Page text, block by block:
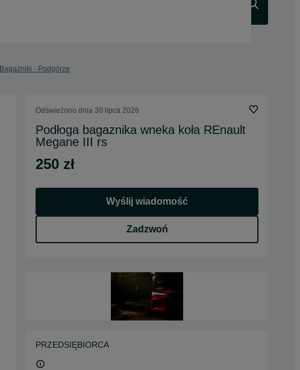
Bagażniki - Podgórze
Odświeżono dnia 30 lipca 2026
Podłoga bagaznika wneka koła REnault
Megane III rs
250 zł
Wyślij wiadomość
Zadzwoń
PRZEDSIĘBIORCA